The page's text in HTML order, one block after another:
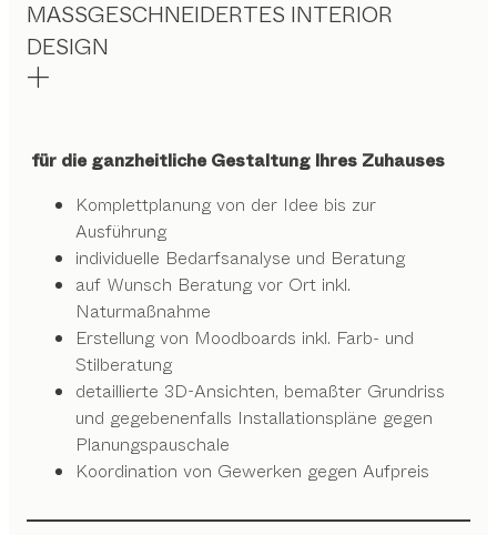
MASSGESCHNEIDERTES INTERIOR
DESIGN
für die ganzheitliche Gestaltung Ihres Zuhauses
Komplettplanung von der Idee bis zur
Ausführung
individuelle Bedarfsanalyse und Beratung
auf Wunsch Beratung vor Ort inkl.
Naturmaßnahme
Erstellung von Moodboards inkl. Farb- und
Stilberatung
detaillierte 3D-Ansichten, bemaßter Grundriss
und gegebenenfalls Installationspläne gegen
Planungspauschale
Koordination von Gewerken gegen Aufpreis